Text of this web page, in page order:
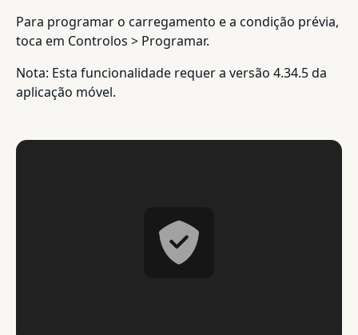
Para programar o carregamento e a condição prévia,
toca em Controlos > Programar.
Nota: Esta funcionalidade requer a versão 4.34.5 da
aplicação móvel.